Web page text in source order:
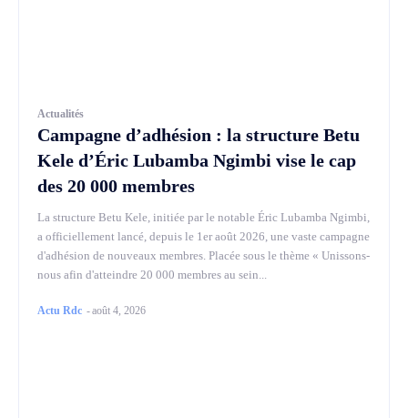
Actualités
Campagne d’adhésion : la structure Betu
Kele d’Éric Lubamba Ngimbi vise le cap
des 20 000 membres
La structure Betu Kele, initiée par le notable Éric Lubamba Ngimbi,
a officiellement lancé, depuis le 1er août 2026, une vaste campagne
d'adhésion de nouveaux membres. Placée sous le thème « Unissons-
nous afin d'atteindre 20 000 membres au sein...
Actu Rdc -août 4, 2026